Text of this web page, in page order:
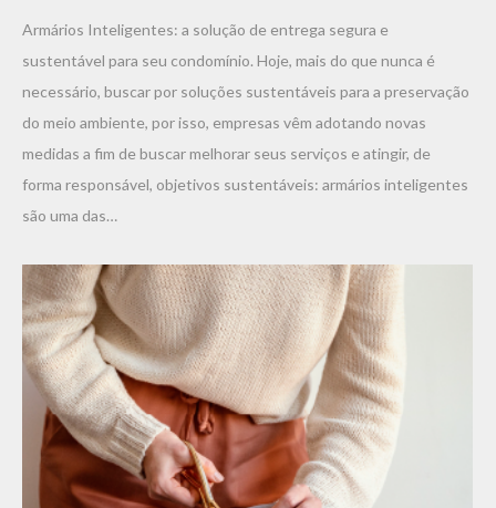
Armários Inteligentes: a solução de entrega segura e
sustentável para seu condomínio. Hoje, mais do que nunca é
necessário, buscar por soluções sustentáveis para a preservação
do meio ambiente, por isso, empresas vêm adotando novas
medidas a fim de buscar melhorar seus serviços e atingir, de
forma responsável, objetivos sustentáveis: armários inteligentes
são uma das…